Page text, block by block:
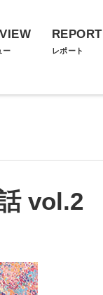
ー
REPORT
レポート
vol.2